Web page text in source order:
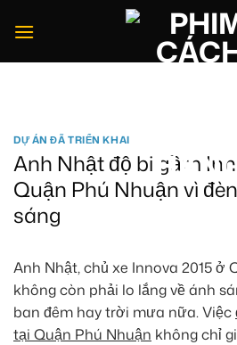
qua
DỰ ÁN ĐÃ TRIỂN KHAI
Anh Nhật độ bi gầm
Quận Phú Nhuận vì
sáng
Anh Nhật, chủ xe Innova 2015 ở
không còn phải lo lắng về ánh
ban đêm hay trời mưa nữa. Việc
tại Quận Phú Nhuận không chỉ